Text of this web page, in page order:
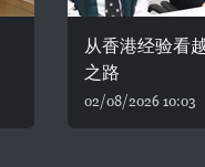
从香港经验看
之路
02/08/2026 10:03